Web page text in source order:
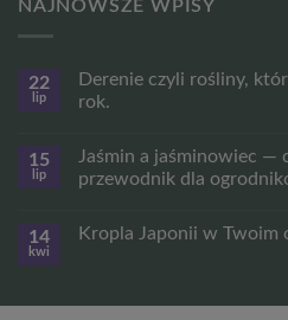
NAJNOWSZE WPISY
22
lip
Derenie czyli rośliny,
rok.
do
czyli
zdobią
15
lip
Jaśmin a jaśminowiec —
przewodnik dla
do
14
kwi
Kropla Japonii w Twoim
Kropla